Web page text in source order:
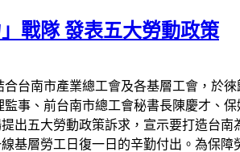
戰隊 發表五大勞動政策
台南市產業總工會及各基層工會，於
事、前台南市總工會秘書長陳慶才、
出五大勞動政策訴求，宣示要打造台
基層勞工日復一日的辛勤付出。為保